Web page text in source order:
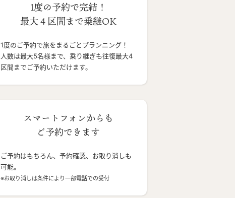
1度の予約で完結！
最大４区間まで乗継OK
1度のご予約で旅をまるごとプランニング！
人数は最大5名様まで、乗り継ぎも往復最大4
区間までご予約いただけます。
スマートフォンからも
ご予約できます
ご予約はもちろん、予約確認、お取り消しも
可能。
※お取り消しは条件により一部電話での受付